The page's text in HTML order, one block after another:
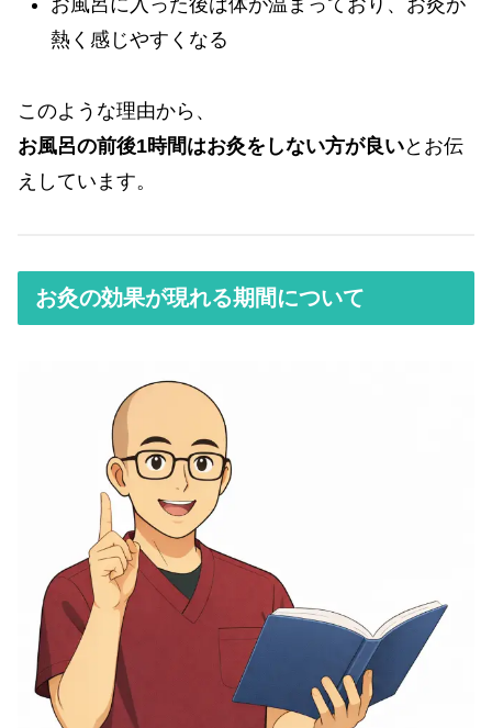
お風呂に入った後は体が温まっており、お灸が
熱く感じやすくなる
このような理由から、
お風呂の前後1時間はお灸をしない方が良いとお伝
えしています。
お灸の効果が現れる期間について